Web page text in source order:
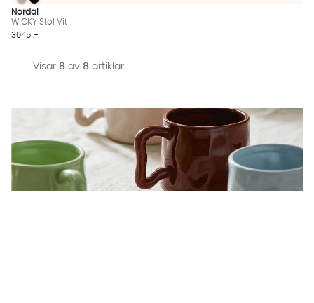
WICKY Stol Vit Finns även i dessa färger:
WICKY Stol Vit
WICKY Stol Vit
Nordal
WICKY Stol Vit
3045 :-
Visar 8 av 8 artiklar